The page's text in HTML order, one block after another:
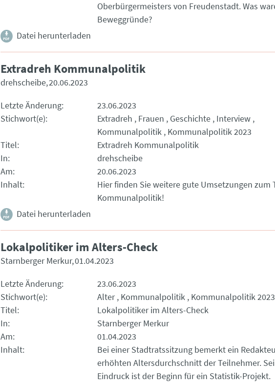
Oberbürgermeisters von Freudenstadt. Was
Beweggründe?
Datei herunterladen
Extradreh Kommunalpolitik
drehscheibe 20.06.2023
Letzte Änderung
23.06.2023
Stichwort(e)
Extradreh Frauen Geschichte Interview
Kommunalpolitik Kommunalpolitik 2023
Titel
Extradreh Kommunalpolitik
In
drehscheibe
Am
20.06.2023
Inhalt
Hier finden Sie weitere gute Umsetzungen zum
Kommunalpolitik!
Datei herunterladen
Lokalpolitiker im Alters-Check
Starnberger Merkur 01.04.2023
Letzte Änderung
23.06.2023
Stichwort(e)
Alter Kommunalpolitik Kommunalpolitik 2023
Titel
Lokalpolitiker im Alters-Check
In
Starnberger Merkur
Am
01.04.2023
Inhalt
Bei einer Stadtratssitzung bemerkt ein
erhöhten Altersdurchschnitt der Teilnehmer.
Eindruck ist der Beginn für ein Statistik-Projekt.